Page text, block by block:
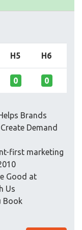
H5 H6
0 0
Brands
Demand
first marketing
Good at
Us
Book